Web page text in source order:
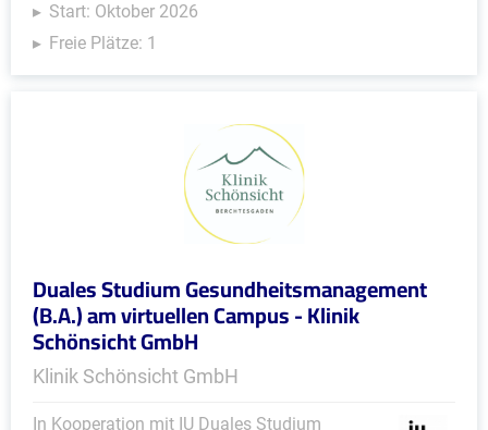
Start: Oktober 2026
Freie Plätze: 1
Duales Studium Gesundheitsmanagement
(B.A.) am virtuellen Campus - Klinik
Schönsicht GmbH
Klinik Schönsicht GmbH
In Kooperation mit IU Duales Studium